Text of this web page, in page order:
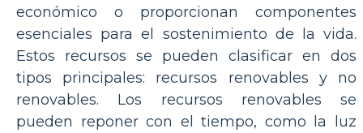
económico o proporcionan componentes
esenciales para el sostenimiento de la vida.
Estos recursos se pueden clasificar en dos
tipos principales: recursos renovables y no
renovables. Los recursos renovables se
pueden reponer con el tiempo, como la luz